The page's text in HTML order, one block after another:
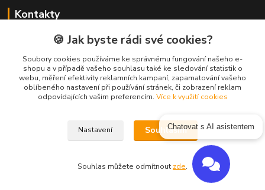
Kontakty
Zákaznická podpora Eshop-rychle
+420 333 222 111
(Po-Pá, 8-16 hod.)
info@vas-eshop.cz
🍪 Jak byste rádi své cookies?
Soubory cookies používáme ke správnému fungování našeho e-
shopu a v případě vašeho souhlasu také ke sledování statistik o
webu, měření efektivity reklamních kampaní, zapamatování vašeho
oblíbeného nastavení při používání stránek, či zobrazení reklam
odpovídajících vašim preferencím. Více k využití cookies
Nastavení Souhlasím
Souhlas můžete odmítnout zde.
Chatovat s AI asistentem